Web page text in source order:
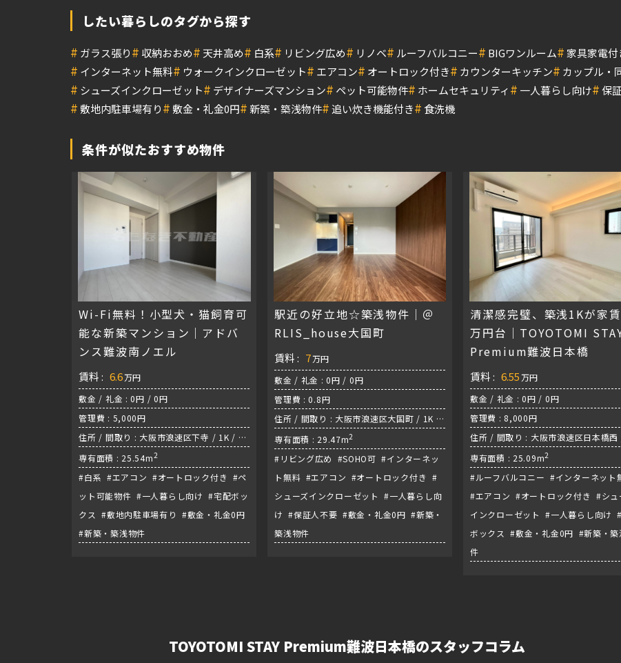
したい暮らしのタグから探す
# ガラス張り# 収納おおめ# 天井高め# 白系# リビング広め# リノベ# ルーフバルコニー# BIGワンルーム#家具家電付
# インターネット無料# ウォークインクローゼット# エアコン# オートロック付き# カウンターキッチン# カップル・
# シューズインクローゼット# デザイナーズマンション# ペット可能物件# ホームセキュリティ# 一人暮らし向け#保
# 敷地内駐車場有り# 敷金・礼金0円#新築・築浅物件#追い炊き機能付き# 食洗機
条件が似たおすすめ物件
Wi-Fi無料！小型犬・猫飼育可
能な新築マンション｜アドバ
ンス難波南ノエル
賃料 : 6.6万円
敷金 / 礼金 : 0円 / 0円
管理費 : 5,000円
住所 / 間取り : 大阪市浪速区下寺 / 1K / 堺
筋線『恵美須町駅』
専有面積 : 25.54m2
#白系 #エアコン #オートロック付き #ペ
ット可能物件 #一人暮らし向け #宅配ボッ
クス #敷地内駐車場有り #敷金・礼金0円
#新築・築浅物件
駅近の好立地☆築浅物件｜＠
RLIS_house大国町
賃料 : 7万円
敷金 / 礼金 : 0円 / 0円
管理費 : 0.8円
住所 / 間取り : 大阪市浪速区大国町 / 1K /
環状線『今宮駅』
専有面積 : 29.47m2
#リビング広め #SOHO可 #インターネッ
ト無料 #エアコン #オートロック付き #
シューズインクローゼット #一人暮らし向
け #保証人不要 #敷金・礼金0円 #新築・
築浅物件
清潔感完璧、築浅1Kが家
万円台｜TOYOTOMI
Premium難波日本橋
賃料 : 6.55万円
敷金 / 礼金 : 0円 / 0円
管理費 : 8,000円
住所 / 間取り : 大阪市浪速区日本橋西
/ 御堂筋線『大国町駅』
専有面積 : 25.09m2
#ルーフバルコニー #インターネット
#エアコン #オートロック付き #シュ
インクローゼット #一人暮らし向け
ボックス #敷金・礼金0円 #新築・築
件
TOYOTOMI STAY Premium難波日本橋のスタッフコラム